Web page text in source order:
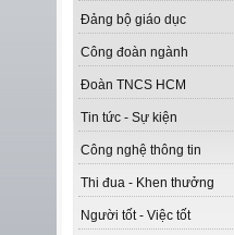
Đảng bộ giáo dục
Công đoàn ngành
Đoàn TNCS HCM
Tin tức - Sự kiện
Công nghệ thông tin
Thi đua - Khen thưởng
Người tốt - Việc tốt